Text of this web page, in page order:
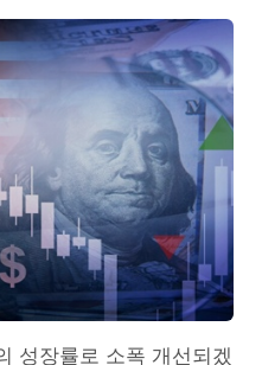
성장률로 소폭 개선되겠